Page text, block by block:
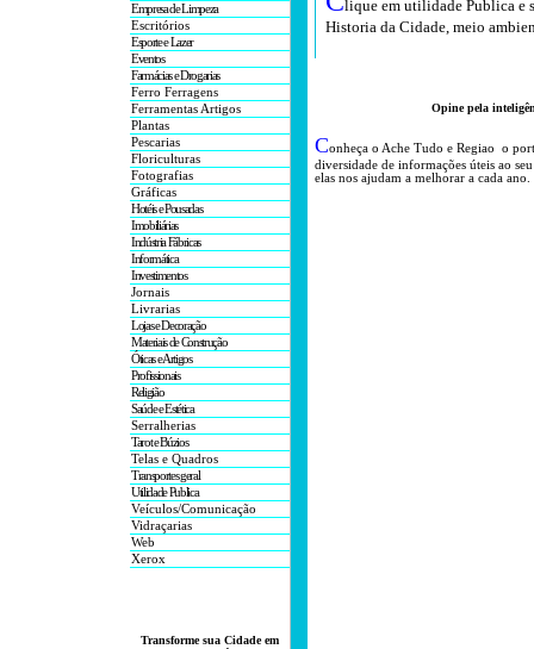
Empresa de Limpeza
Escritórios
Esporte e Lazer
Eventos
Farmácias e Drogarias
Ferro Ferragens
Ferramentas Artigos
Plantas
Pescarias
Floriculturas
Fotografias
Gráficas
Hotéis e Pousadas
Imobiliárias
Indústria Fábricas
Informática
Investimentos
Jornais
Livrarias
Lojas e Decoração
Materiais de Construção
Óticas e Artigos
Profissionais
Religião
Saúde e Estética
Serralherias
Tarot e Búzios
Telas e Quadros
Transportes geral
Utilidade Publica
Veículos/Comunicação
Vidraçarias
Web
Xerox
Transforme sua Cidade em
lique em utilidade Publica e
Historia da Cidade, meio
Opine pela
Conheça o Ache Tudo e Regiao o
diversidade de informações úteis ao
elas nos ajudam a melhorar a cada ano.